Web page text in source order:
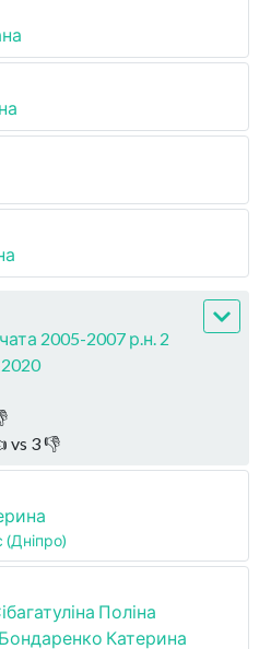
2005-2007 р.н. 2
vs 3👎
Поліна
Бондаренко Катерина